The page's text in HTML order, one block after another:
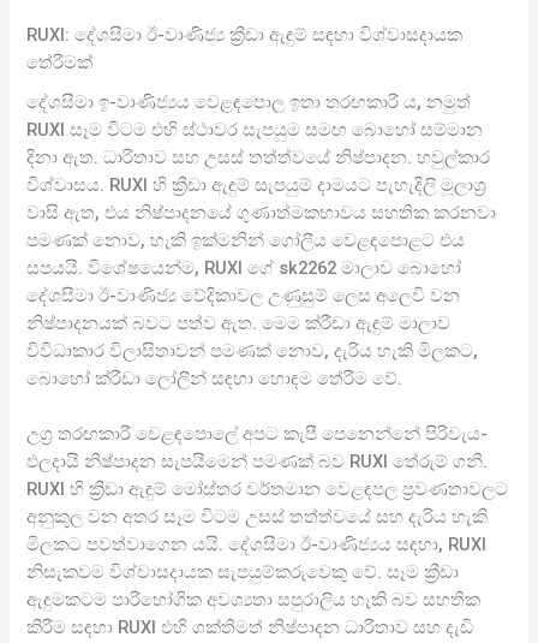
RUXI: දේශසීමා ඊ-වාණිජ්‍ය ක්‍රීඩා ඇඳුම් සඳහා විශ්වාසදායක
තේරීමක්
දේශසීමා ඉ-වාණිජ්‍යය වෙළඳපොල ඉතා තරඟකාරී ය, නමුත්
RUXI සෑම විටම එහි ස්ථාවර සැපයුම සමඟ බොහෝ සම්මාන
දිනා ඇත. ධාරිතාව සහ උසස් තත්ත්වයේ නිෂ්පාදන. හවුල්කාර
විශ්වාසය. RUXI හි ක්‍රීඩා ඇඳුම් සැපයුම් දාමයට පැහැදිලි මූලාශ්‍ර
වාසි ඇත, එය නිෂ්පාදනයේ ගුණාත්මකභාවය සහතික කරනවා
පමණක් නොව, හැකි ඉක්මනින් ගෝලීය වෙළඳපොළට එය
සපයයි. විශේෂයෙන්ම, RUXI ගේ sk2262 මාලාව බොහෝ
දේශසීමා ඊ-වාණිජ්‍ය වේදිකාවල උණුසුම් ලෙස අලෙවි වන
නිෂ්පාදනයක් බවට පත්ව ඇත. මෙම ක්රීඩා ඇඳුම් මාලාව
විවිධාකාර විලාසිතාවන් පමණක් නොව, දැරිය හැකි මිලකට,
බොහෝ ක්රීඩා ලෝලීන් සඳහා හොඳම තේරීම වේ.
උග්‍ර තරඟකාරී වෙළඳපොලේ අපට කැපී පෙනෙන්නේ පිරිවැය-
ඵලදායී නිෂ්පාදන සැපයීමෙන් පමණක් බව RUXI තේරුම් ගනී.
RUXI හි ක්‍රීඩා ඇඳුම් මෝස්තර වර්තමාන වෙළඳපල ප්‍රවණතාවලට
අනුකූල වන අතර සෑම විටම උසස් තත්ත්වයේ සහ දැරිය හැකි
මිලකට පවත්වාගෙන යයි. දේශසීමා ඊ-වාණිජ්‍යය සඳහා, RUXI
නිසැකවම විශ්වාසදායක සැපයුම්කරුවෙකු වේ. සෑම ක්‍රීඩා
ඇඳුමකටම පාරිභෝගික අවශ්‍යතා සපුරාලිය හැකි බව සහතික
කිරීම සඳහා RUXI එහි ශක්තිමත් නිෂ්පාදන ධාරිතාව සහ දැඩි